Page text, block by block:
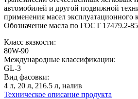
автомобилей и другой подвижной
применения масел эксплуатационного
Обозначение масла по ГОСТ 17479.2-
Класс вязкости:
80W-90
Международные классификации:
GL-3
Вид фасовки:
4 л, 20 л, 216.5 л, налив
Техническое описание продукта